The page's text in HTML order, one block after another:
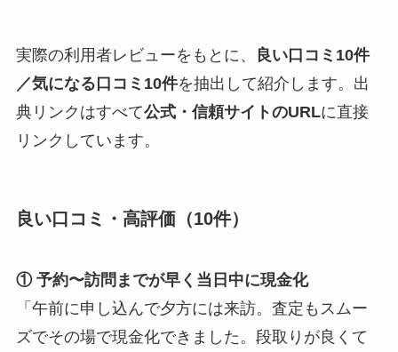
実際の利用者レビューをもとに、
良い口コミ10件
／気になる口コミ10件を抽出して紹介します。出
典リンクはすべて公式・信頼サイトのURLに直接
リンクしています。
良い口コミ・高評価（10件）
① 予約〜訪問までが早く当日中に現金化
「午前に申し込んで夕方には来訪。査定もスムー
ズでその場で現金化できました。段取りが良くて